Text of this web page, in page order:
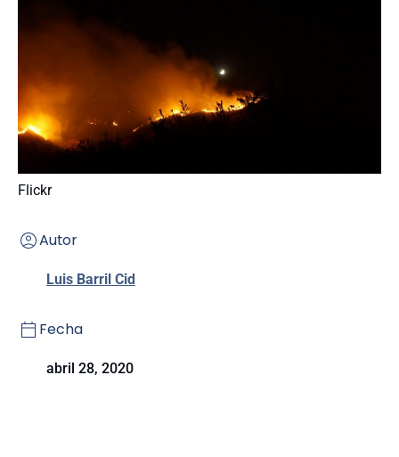
Flickr
Autor
Luis Barril Cid
Fecha
abril 28, 2020